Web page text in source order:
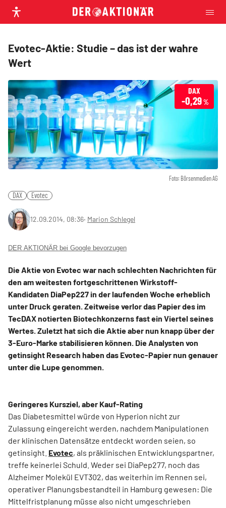
Evotec-Aktie: Studie – das ist der wahre
Wert
Foto: Börsenmedien AG
DAX
-0,29%
DAX Evotec
12.09.2014, 08:36‧ Marion Schlegel
DER AKTIONÄR bei Google bevorzugen
Die Aktie von Evotec war nach schlechten Nachrichten für
den am weitesten fortgeschrittenen Wirkstoff-
Kandidaten DiaPep227 in der laufenden Woche erheblich
unter Druck geraten. Zeitweise verlor das Papier des im
TecDAX notierten Biotechkonzerns fast ein Viertel seines
Wertes. Zuletzt hat sich die Aktie aber nun knapp über der
3-Euro-Marke stabilisieren können. Die Analysten von
getinsight Research haben das Evotec-Papier nun genauer
unter die Lupe genommen.
Geringeres Kursziel, aber Kauf-Rating
Das Diabetesmittel würde von Hyperion nicht zur
Zulassung eingereicht werden, nachdem Manipulationen
der klinischen Datensätze entdeckt worden seien, so
getinsight. Evotec, als präklinischen Entwicklungspartner,
treffe keinerlei Schuld. Weder sei DiaPep277, noch das
Alzheimer Molekül EVT302, das weiterhin im Rennen sei,
operativer Planungsbestandteil in Hamburg gewesen: Die
Mittelfristplanung müsse also nicht umgeschrieben